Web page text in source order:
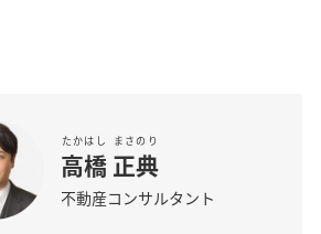
高橋
たかはし
正典
まさのり
不動産コンサルタント